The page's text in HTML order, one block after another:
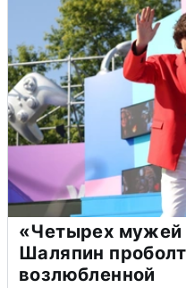
«Четырех мужей
Шаляпин
возлюбленной